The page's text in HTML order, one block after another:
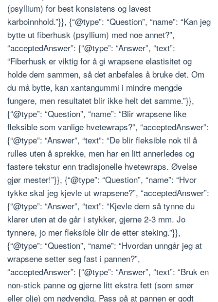
(psyllium) for best konsistens og lavest
karboinnhold.”}}, {“@type”: “Question”, “name”: “Kan jeg
bytte ut fiberhusk (psyllium) med noe annet?”,
“acceptedAnswer”: {“@type”: “Answer”, “text”:
“Fiberhusk er viktig for å gi wrapsene elastisitet og
holde dem sammen, så det anbefales å bruke det. Om
du må bytte, kan xantangummi i mindre mengde
fungere, men resultatet blir ikke helt det samme.”}},
{“@type”: “Question”, “name”: “Blir wrapsene like
fleksible som vanlige hvetewraps?”, “acceptedAnswer”:
{“@type”: “Answer”, “text”: “De blir fleksible nok til å
rulles uten å sprekke, men har en litt annerledes og
fastere tekstur enn tradisjonelle hvetewraps. Øvelse
gjør mester!”}}, {“@type”: “Question”, “name”: “Hvor
tykke skal jeg kjevle ut wrapsene?”, “acceptedAnswer”:
{“@type”: “Answer”, “text”: “Kjevle dem så tynne du
klarer uten at de går i stykker, gjerne 2-3 mm. Jo
tynnere, jo mer fleksible blir de etter steking.”}},
{“@type”: “Question”, “name”: “Hvordan unngår jeg at
wrapsene setter seg fast i pannen?”,
“acceptedAnswer”: {“@type”: “Answer”, “text”: “Bruk en
non-stick panne og gjerne litt ekstra fett (som smør
eller olje) om nødvendig. Pass på at pannen er godt